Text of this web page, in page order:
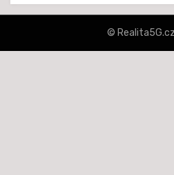
©
šablona Amphibious odTemplatePocket ⋅